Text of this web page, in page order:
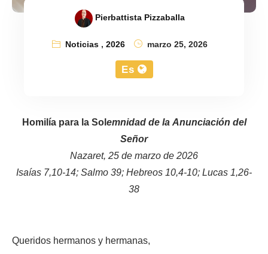
Pierbattista Pizzaballa
Noticias,2026 marzo 25, 2026
Es
Homilía para la Solemnidad de la Anunciación del
Señor
Nazaret, 25 de marzo de 2026
Isaías 7,10-14; Salmo 39; Hebreos 10,4-10; Lucas 1,26-
38
Queridos hermanos y hermanas,